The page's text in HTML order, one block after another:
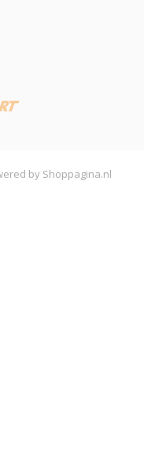
by Shoppagina.nl